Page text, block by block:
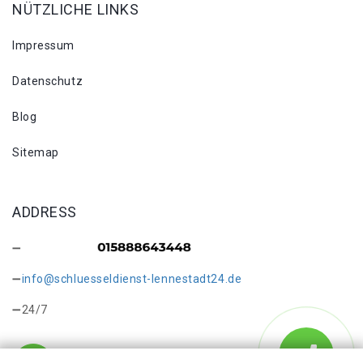
NÜTZLICHE LINKS
Impressum
Datenschutz
Blog
Sitemap
ADDRESS
info@schluesseldienst-lennestadt24.de
24/7